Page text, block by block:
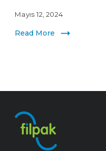
Mayıs 12, 2024
Read More